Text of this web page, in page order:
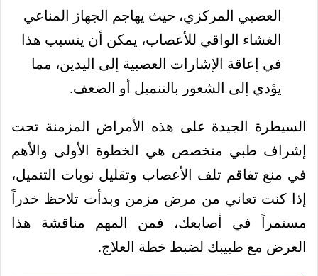
العصبي المركزي، حيث يهاجم الجهاز المناعي
الغشاء الواقي للأعصاب، يمكن أن يتسبب هذا
في إعاقة الإشارات العصبية إلى اليدين، مما
يؤدي إلى الشعور بالتنميل أو الضعف.
السيطرة الجيدة على هذه الأمراض المزمنة تحت
إشراف طبي متخصص هي الخطوة الأولى والأهم
في منع تفاقم تلف الأعصاب وتقليل نوبات التنميل،
إذا كنت تعاني من مرض مزمن وبدأت تلاحظ خدراً
مستمراً في أصابعك، فمن المهم مناقشة هذا
العرض مع طبيبك لضبط خطة العلاج.